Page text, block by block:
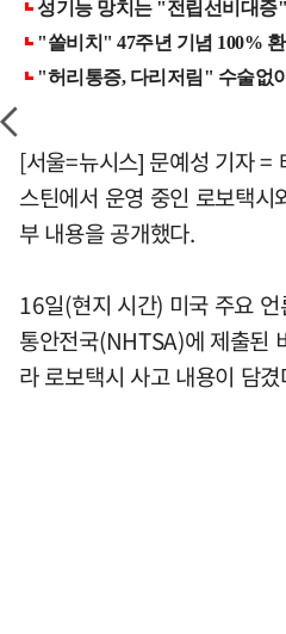
[서울=뉴시스] 문예성 기자 =
스틴에서 운영 중인 로보택
부 내용을 공개했다.
16일(현지 시간) 미국 주요
통안전국(NHTSA)에 제출된
라 로보택시 사고 내용이 담겼